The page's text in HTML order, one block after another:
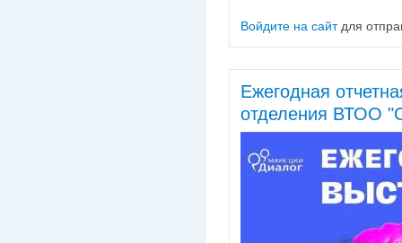
Войдите на сайтдля
Ежегодная
отделения ВТОО